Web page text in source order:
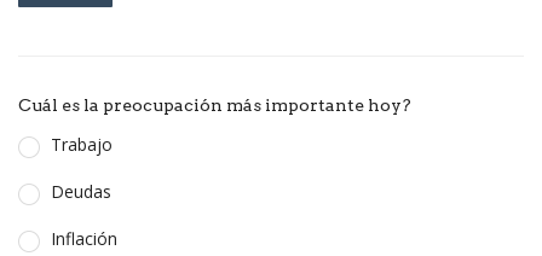
Cuál es la preocupación más importante hoy?
Trabajo
Deudas
Inflación